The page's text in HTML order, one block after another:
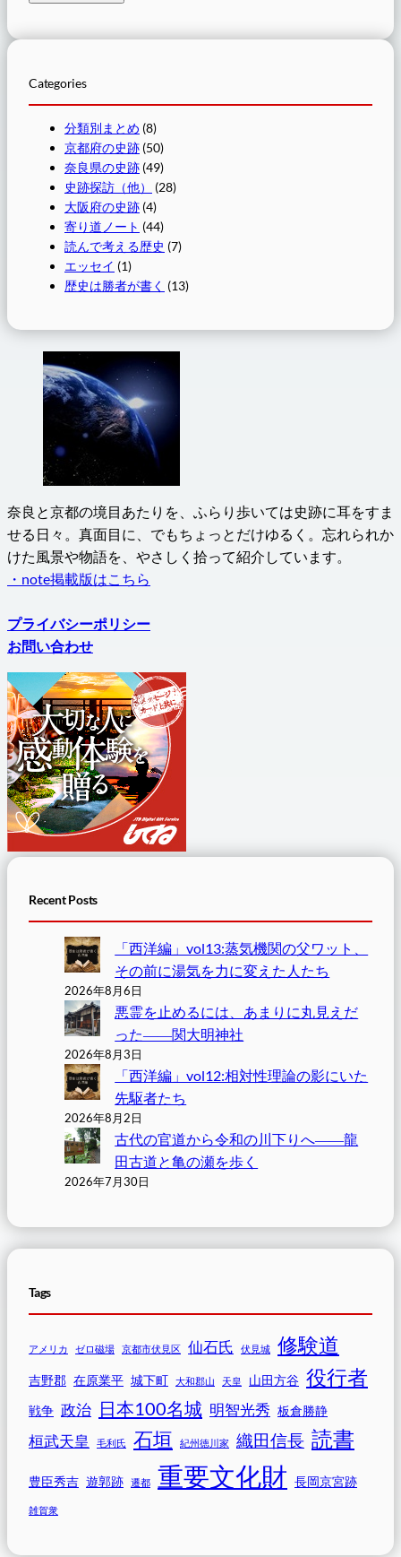
Categories
分類別まとめ (8)
京都府の史跡 (50)
奈良県の史跡 (49)
史跡探訪（他）
(28)
大阪府の史跡 (4)
寄り道ノート (44)
読んで考える歴史 (7)
エッセイ (1)
歴史は勝者が書く (13)
奈良と京都の境目あたりを、ふらり歩いては史跡に耳をすま
せる日々。真面目に、でもちょっとだけゆるく。忘れられか
けた風景や物語を、やさしく拾って紹介しています。
・note掲載版はこちら
プライバシーポリシー
お問い合わせ
Recent Posts
「西洋編」vol13:蒸気機関の父ワット、
その前に湯気を力に変えた人たち
2026年8月6日
悪霊を止めるには、あまりに丸見えだ
った――関大明神社
2026年8月3日
「西洋編」vol12:相対性理論の影にいた
先駆者たち
2026年8月2日
古代の官道から令和の川下りへ――龍
田古道と亀の瀬を歩く
2026年7月30日
Tags
アメリカ ゼロ磁場 京都市伏見区 仙石氏 伏見城 修験道
吉野郡 在原業平 城下町 大和郡山 天皇 山田方谷 役行者
戦争 政治 日本100名城 明智光秀 板倉勝静
桓武天皇 毛利氏 石垣 紀州徳川家 織田信長 読書
豊臣秀吉 遊郭跡 遷都 重要文化財 長岡京宮跡
雑賀衆